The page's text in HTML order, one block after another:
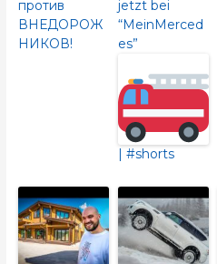
против
ВНЕДОРОЖ
НИКОВ!
jetzt bei
“MeinMerced
es”
| #shorts